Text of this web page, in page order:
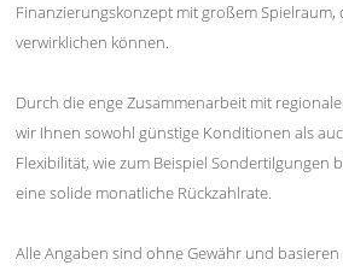
Finanzierungskonzept mit großem Spielraum,
verwirklichen können.
Durch die enge Zusammenarbeit mit
wir Ihnen sowohl günstige Konditionen als
Flexibilität, wie zum Beispiel Sondertilgungen
eine solide monatliche Rückzahlrate.
Alle Angaben sind ohne Gewähr und